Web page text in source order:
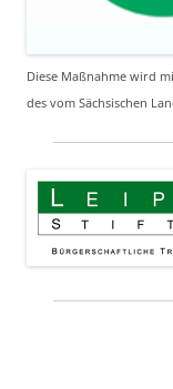
Diese Maßnahme wird
des vom Sächsischen